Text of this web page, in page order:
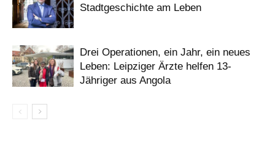
Stadtgeschichte am Leben
Drei Operationen, ein Jahr, ein neues
Leben: Leipziger Ärzte helfen 13-
Jähriger aus Angola